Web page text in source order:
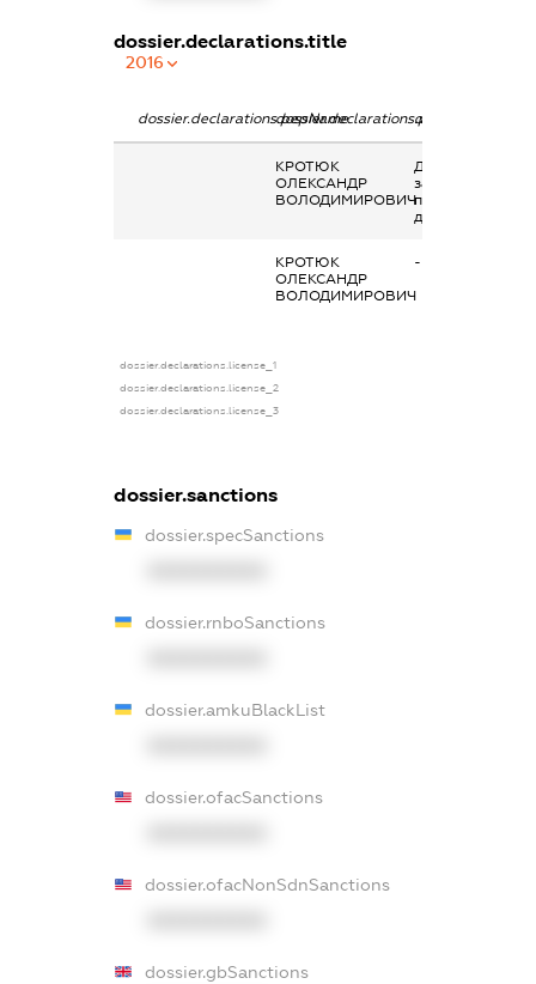
dossier.declarations.title
2016
dossier.declarations.pepNamedossier.declarations.personName
КРОТЮК
ОЛЕКСАНДР
ВОЛОДИМИРОВИЧ
Дохід від
зайняття
діяльністю
КРОТЮК
ОЛЕКСАНДР
ВОЛОДИМИРОВИЧ
-
dossier.declarations.license_1
dossier.declarations.license_2
dossier.declarations.license_3
dossier.sanctions
dossier.specSanctions
dossier.rnboSanctions
dossier.amkuBlackList
dossier.ofacSanctions
dossier.ofacNonSdnSanctions
dossier.gbSanctions